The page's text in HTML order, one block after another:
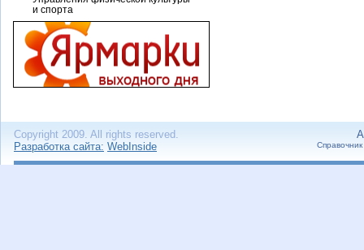
и спорта
Copyright 2009. All rights reserved.
Разработка сайта: WebInside